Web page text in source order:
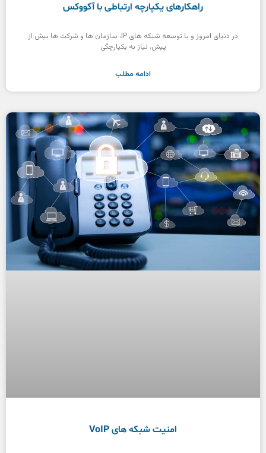
راهکارهای یکپارچه ارتباطی با آکووکس
در دنیای امروز و با توسعه شبکه های IP، سازمان ها و شرکت ها بیش از
پیش، نیاز به یکپارچگی
ادامه مطلب
امنیت شبکه های VoIP‎